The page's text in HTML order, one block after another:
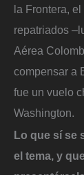
la Frontera,
repatriados
Aérea
compensar a
fue un vuelo
Washington.
Lo que sí se
el tema, y